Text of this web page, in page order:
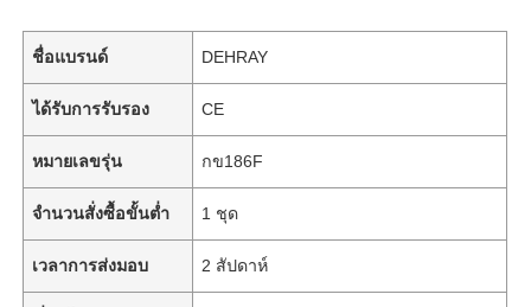
ชื่อแบรนด์ DEHRAY
ได้รับการรับรอง CE
หมายเลขรุ่น กข186F
จำนวนสั่งซื้อขั้นต่ำ 1 ชุด
เวลาการส่งมอบ 2 สัปดาห์